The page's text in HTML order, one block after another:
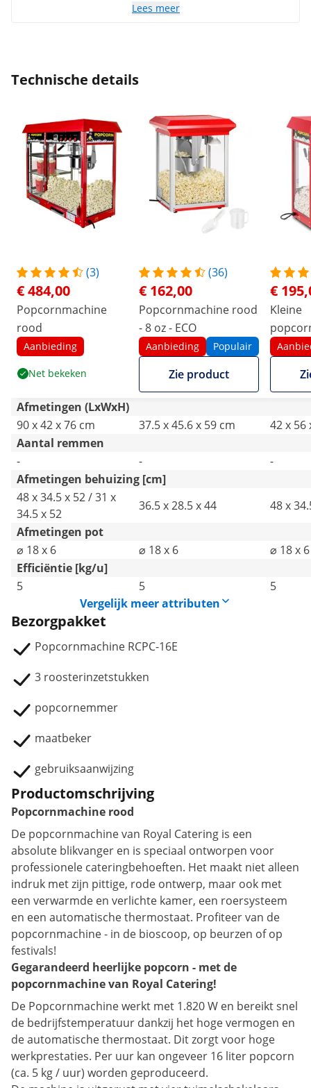
Lees meer
Technische details
(3)
€ 484,00
Popcornmachine
rood
Aanbieding
Net bekeken
(36)
€ 162,00
Popcornmachine rood
- 8 oz - ECO
Aanbieding Populair
Zie product
€
Kleine
1500
glas en
Afmetingen (LxWxH)
90 x 42 x 76 cm
37.5 x 45.6 x 59 cm
42 x 56
Aantal remmen
-
-
-
Afmetingen behuizing [cm]
48 x 34.5 x 52 / 31 x
34.5 x 52
36.5 x 28.5 x 44
48 x
Afmetingen pot
⌀ 18 x 6
⌀ 18 x 6
⌀ 18 x 6
Efficiëntie [kg/u]
5
5
5
Vergelijk meer attributen
Bezorgpakket
Popcornmachine RCPC-16E
3 roosterinzetstukken
popcornemmer
maatbeker
gebruiksaanwijzing
Productomschrijving
Popcornmachine rood
De popcornmachine van Royal Catering is een
absolute blikvanger en is speciaal ontworpen voor
professionele cateringbehoeften. Het maakt niet alleen
indruk met zijn pittige, rode ontwerp, maar ook met
een verwarmde en verlichte kamer, een roersysteem
en een automatische thermostaat. Profiteer van de
popcornmachine - in de bioscoop, op beurzen of op
festivals!
Gegarandeerd heerlijke popcorn - met de
popcornmachine van Royal Catering!
De Popcornmachine werkt met 1.820 W en bereikt snel
de bedrijfstemperatuur dankzij het hoge vermogen en
de automatische thermostaat. Dit zorgt voor hoge
werkprestaties. Per uur kan ongeveer 16 liter popcorn
(ca. 5 kg / uur) worden geproduceerd.